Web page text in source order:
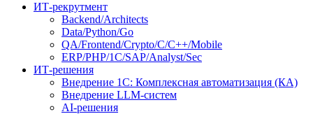
ИТ-рекрутмент
Backend/Architects
Data/Python/Go
QA/Frontend/Crypto/C/C++/Mobile
ERP/PHP/1C/SAP/Analyst/Sec
ИТ-решения
Внедрение 1С: Комплексная автоматизация (КА)
Внедрение LLM-систем
AI-решения